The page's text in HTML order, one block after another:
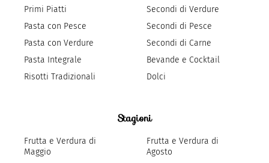
Primi Piatti
Pasta con Pesce
Pasta con Verdure
Pasta Integrale
Risotti Tradizionali
Secondi di Verdure
Secondi di Pesce
Secondi di Carne
Bevande e Cocktail
Dolci
Stagioni
Frutta e Verdura di
Maggio
Frutta e Verdura di
Agosto